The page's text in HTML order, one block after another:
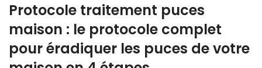
Protocole traitement puces
maison : le protocole complet
pour éradiquer les puces de votre